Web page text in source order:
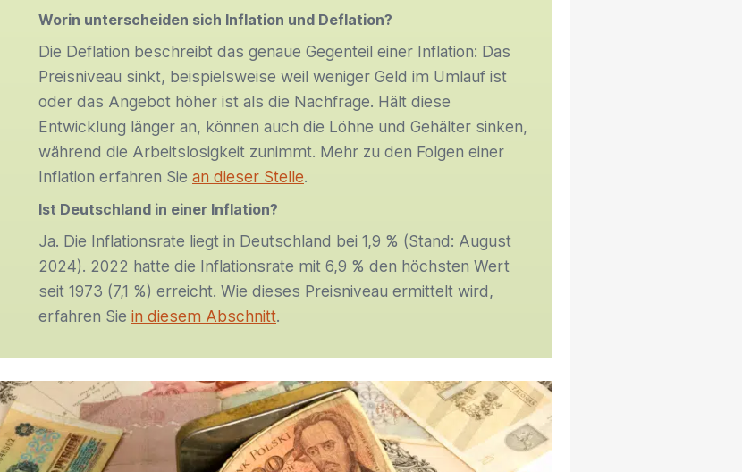
Worin unterscheiden sich Inflation und Deflation?
Die Deflation beschreibt das genaue Gegenteil einer Inflation: Das
Preisniveau sinkt, beispielsweise weil weniger Geld im Umlauf ist
oder das Angebot höher ist als die Nachfrage. Hält diese
Entwicklung länger an, können auch die Löhne und Gehälter sinken,
während die Arbeitslosigkeit zunimmt. Mehr zu den Folgen einer
Inflation erfahren Sie an dieser Stelle.
Ist Deutschland in einer Inflation?
Ja. Die Inflationsrate liegt in Deutschland bei 1,9 % (Stand: August
2024). 2022 hatte die Inflationsrate mit 6,9 % den höchsten Wert
seit 1973 (7,1 %) erreicht. Wie dieses Preisniveau ermittelt wird,
erfahren Sie in diesem Abschnitt.